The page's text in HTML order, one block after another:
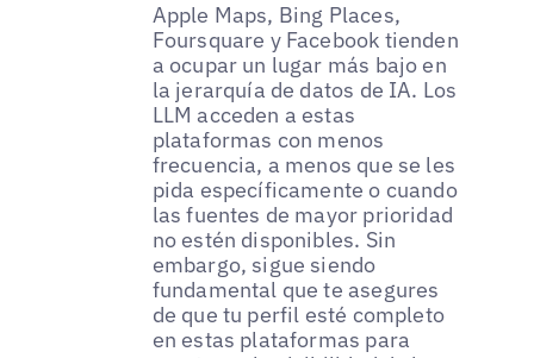
Apple Maps, Bing Places,
Foursquare y Facebook tienden
a ocupar un lugar más bajo en
la jerarquía de datos de IA. Los
LLM acceden a estas
plataformas con menos
frecuencia, a menos que se les
pida específicamente o cuando
las fuentes de mayor prioridad
no estén disponibles. Sin
embargo, sigue siendo
fundamental que te asegures
de que tu perfil esté completo
en estas plataformas para